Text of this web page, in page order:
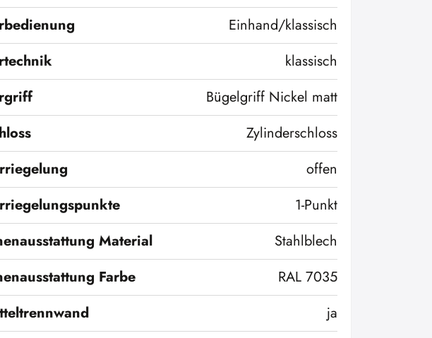
Einhand/klassisch
klassisch
Bügelgriff Nickel matt
Zylinderschloss
offen
1-Punkt
Material
Stahlblech
Farbe
RAL 7035
ja